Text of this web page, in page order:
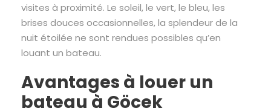
visites à proximité. Le soleil, le vert, le bleu, les
brises douces occasionnelles, la splendeur de la
nuit étoilée ne sont rendues possibles qu’en
louant un bateau.
Avantages à louer un
bateau à Göcek